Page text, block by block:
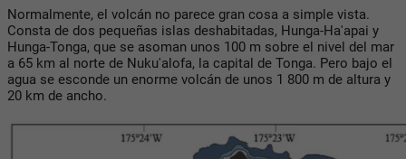
Normalmente, el volcán no parece gran cosa a simple vista.
Consta de dos pequeñas islas deshabitadas, Hunga-Ha'apai y
Hunga-Tonga, que se asoman unos 100 m sobre el nivel del mar
a 65 km al norte de Nuku'alofa, la capital de Tonga. Pero bajo el
agua se esconde un enorme volcán de unos 1 800 m de altura y
20 km de ancho.